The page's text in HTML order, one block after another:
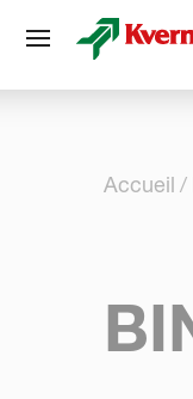
Accueil
Panneau de